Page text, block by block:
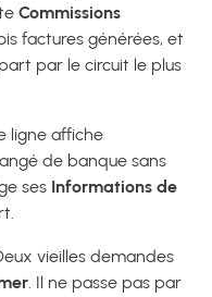
Commissions
factures générées, et
part par le circuit le plus
ligne affiche
de banque sans
ses Informations de
vieilles demandes
. Il ne passe pas par